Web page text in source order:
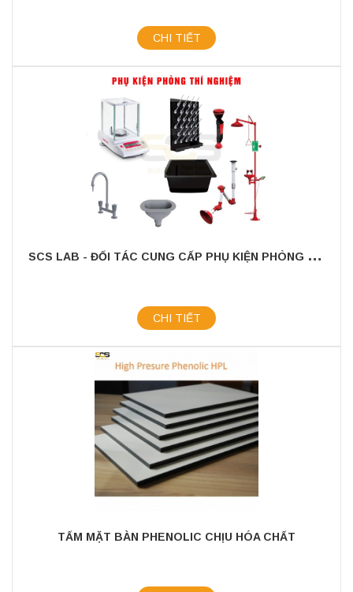
CHI TIẾT
S
CS LAB - ĐỐI TÁC CUNG CẤP PHỤ KIỆN PHÒNG THÍ NGHIỆM TIN CẬY
CHI TIẾT
TẤM MẶT BÀN PHENOLIC CHỊU HÓA CHẤT